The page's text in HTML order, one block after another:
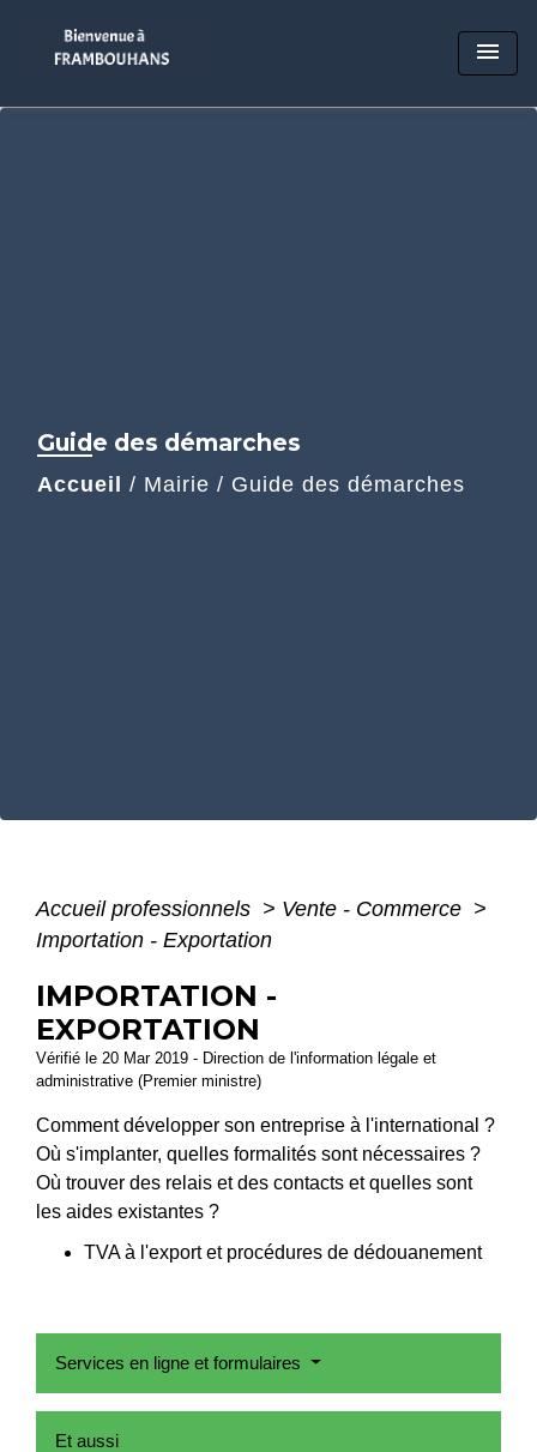
menu
Guide des démarches
Accueil / Mairie / Guide des démarches
Accueil professionnels > Vente - Commerce >
Importation - Exportation
IMPORTATION -
EXPORTATION
Vérifié le 20 Mar 2019 - Direction de l'information légale et
administrative (Premier ministre)
Comment développer son entreprise à l'international ?
Où s'implanter, quelles formalités sont nécessaires ?
Où trouver des relais et des contacts et quelles sont
les aides existantes ?
TVA à l'export et procédures de dédouanement
Services en ligne et formulaires
Et aussi